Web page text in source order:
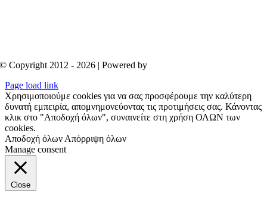
© Copyright 2012 - 2026 | Powered by
Page load link
Χρησιμοποιούμε cookies για να σας προσφέρουμε την καλύτερη
δυνατή εμπειρία, απομνημονεύοντας τις προτιμήσεις σας. Κάνοντας
κλικ στο "Αποδοχή όλων", συναινείτε στη χρήση ΟΛΩΝ των
cookies.
Αποδοχή όλων Απόρριψη όλων
Manage consent
Close